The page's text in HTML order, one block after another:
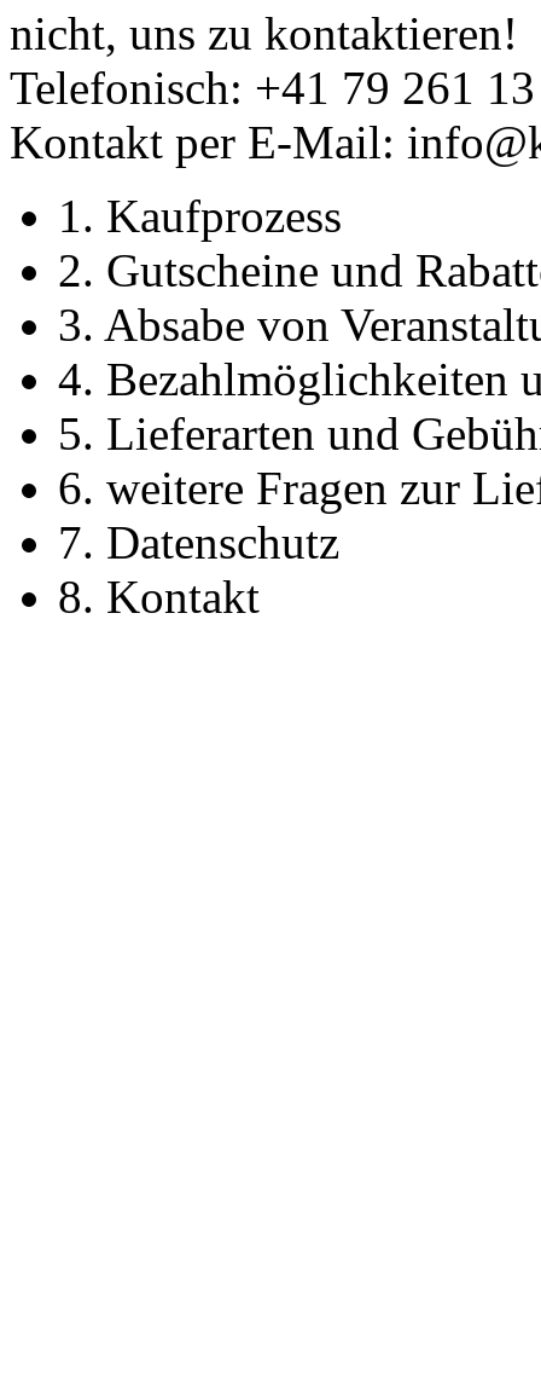
nicht, uns zu kontaktieren!
Telefonisch: +41 79 261
Kontakt per E-Mail:
1. Kaufprozess
2. Gutscheine und
3. Absabe von
4. Bezahlmöglichkeiten
5. Lieferarten und
6. weitere Fragen zur
7. Datenschutz
8. Kontakt